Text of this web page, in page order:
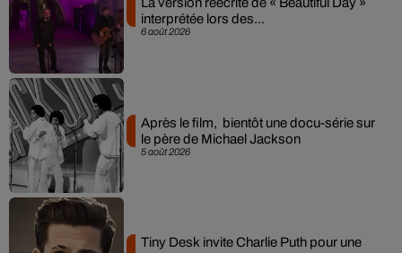
6 août 2026
La version réécrite de « Beautiful Day »
interprétée lors des...
5 août 2026
Après le film, bientôt une docu-série sur
le père de Michael Jackson
Tiny Desk invite Charlie Puth pour une